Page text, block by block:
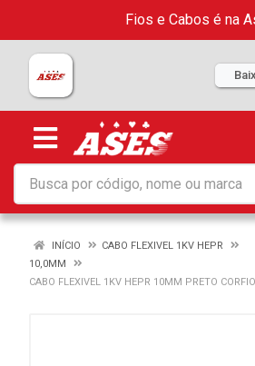
Fios e Cabos é na
INÍCIO
CABO FLEXIVEL 1KV HEPR
10,0MM
CABO FLEXIVEL 1KV HEPR 10MM PRETO CORFIO